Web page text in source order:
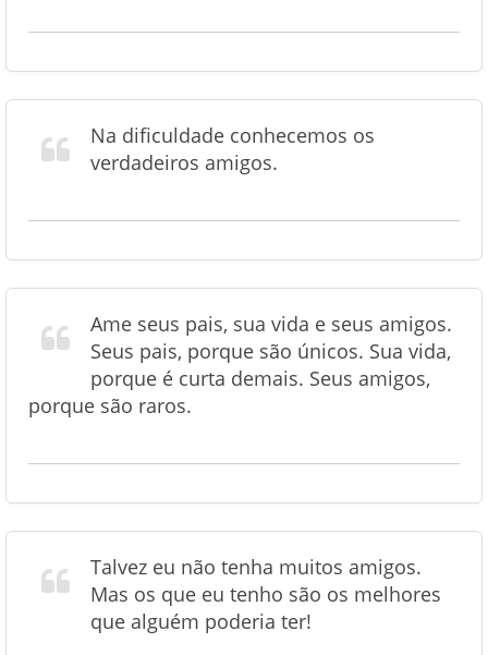
Na dificuldade conhecemos os
verdadeiros amigos.
Ame seus pais, sua vida e seus amigos.
Seus pais, porque são únicos. Sua vida,
porque é curta demais. Seus amigos,
porque são raros.
Talvez eu não tenha muitos amigos.
Mas os que eu tenho são os melhores
que alguém poderia ter!